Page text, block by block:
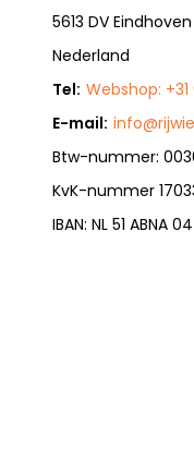
5613 DV Eindhoven
Nederland
Tel: Webshop:
E-mail:
Btw-nummer:
KvK-nummer
IBAN: NL 51 ABNA